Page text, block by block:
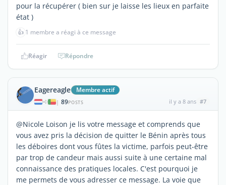
pour la récupérer ( bien sur je laisse les lieux en parfaite
état )
👍 1 membre a réagi à ce message
Réagir Répondre
Eagereagle Membre actif
| 89POSTS il y a 8 ans #7
@Nicole Loison je lis votre message et comprends que
vous avez pris la décision de quitter le Bénin après tous
les déboires dont vous fûtes la victime, parfois peut-être
par trop de candeur mais aussi suite à une certaine mal
connaissance des pratiques locales. C'est pourquoi je
me permets de vous adresser ce message. La voie que